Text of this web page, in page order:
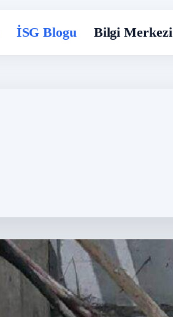
İSG Blogu Bilgi Merkezi